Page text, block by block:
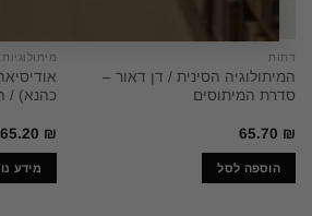
דתות
המיתולוגיה הסינית / דן דאור –
סדרת המיתוסים
65.70 ₪
הוספה לסל
מיתולוגיות
כהנא) /
65.20 ₪
מידע